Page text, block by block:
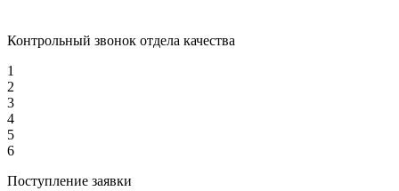
Контрольный звонок отдела качества
1
2
3
4
5
6
Поступление заявки